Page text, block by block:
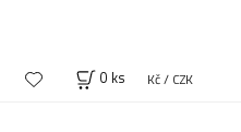
0 ks Kč / CZK